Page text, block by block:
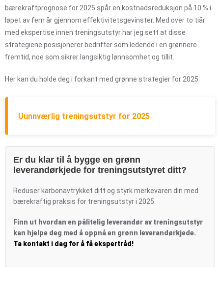
bærekraftprognose for 2025 spår en kostnadsreduksjon på 10 % i
løpet av fem år gjennom effektivitetsgevinster. Med over to tiår
med ekspertise innen treningsutstyr har jeg sett at disse
strategiene posisjonerer bedrifter som ledende i en grønnere
fremtid, noe som sikrer langsiktig lønnsomhet og tillit.
Her kan du holde deg i forkant med grønne strategier for 2025:
Uunnværlig treningsutstyr for 2025
Er du klar til å bygge en grønn
leverandørkjede for treningsutstyret ditt?
Reduser karbonavtrykket ditt og styrk merkevaren din med
bærekraftig praksis for treningsutstyr i 2025.
Finn ut hvordan en pålitelig leverandør av treningsutstyr
kan hjelpe deg med å oppnå en grønn leverandørkjede.
Ta kontakt i dag for å få ekspertråd!